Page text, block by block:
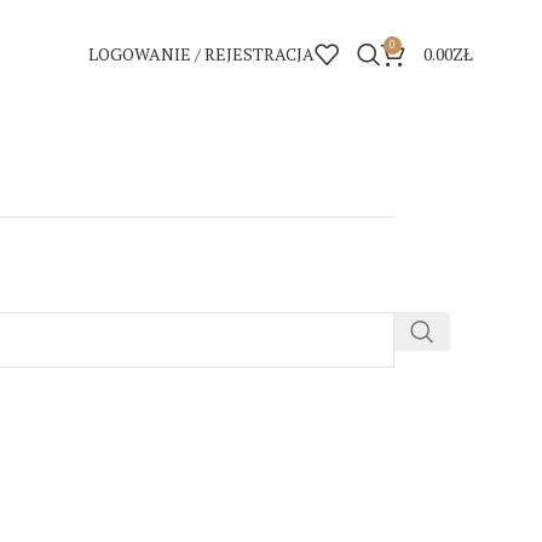
LOGOWANIE / REJESTRACJA 0 0.00ZŁ